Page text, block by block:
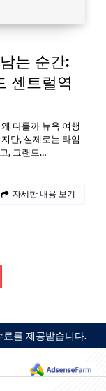
는 순간:
센트럴역
다를까 뉴욕 여행
만, 실제로는 타임
, 그랜드…
자세한 내용 보기
를 제공받습니다.